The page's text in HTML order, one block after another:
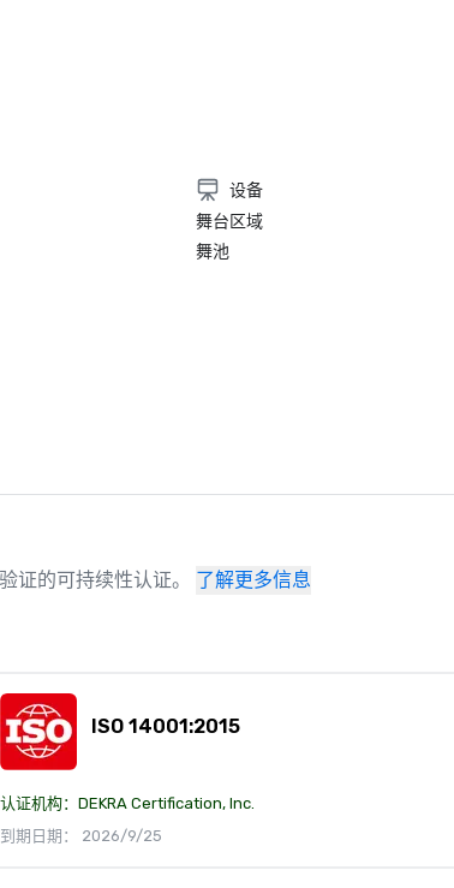
设备
舞台区域
舞池
证的可持续性认证。 了解更多信息
ISO 14001:2015
认证机构： DEKRA Certification, Inc.
到期日期： 2026/9/25